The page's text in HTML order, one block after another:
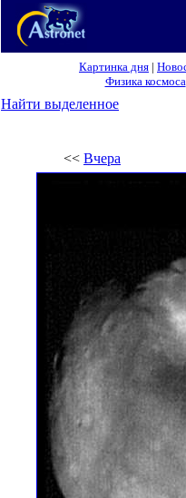
Картинка дня |
Физика космоса
Найти выделенное
<< Вчера